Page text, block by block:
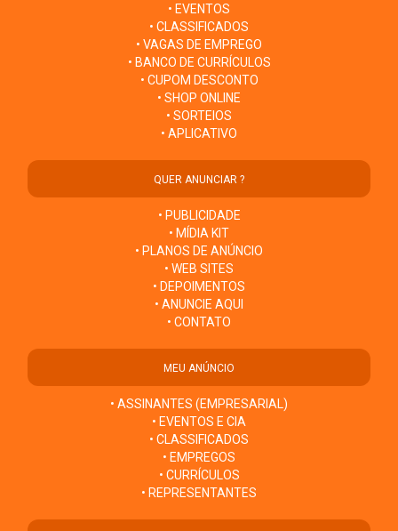
• EVENTOS
• CLASSIFICADOS
• VAGAS DE EMPREGO
• BANCO DE CURRÍCULOS
• CUPOM DESCONTO
• SHOP ONLINE
• SORTEIOS
• APLICATIVO
QUER ANUNCIAR ?
• PUBLICIDADE
• MÍDIA KIT
• PLANOS DE ANÚNCIO
• WEB SITES
• DEPOIMENTOS
• ANUNCIE AQUI
• CONTATO
MEU ANÚNCIO
• ASSINANTES (EMPRESARIAL)
• EVENTOS E CIA
• CLASSIFICADOS
• EMPREGOS
• CURRÍCULOS
• REPRESENTANTES